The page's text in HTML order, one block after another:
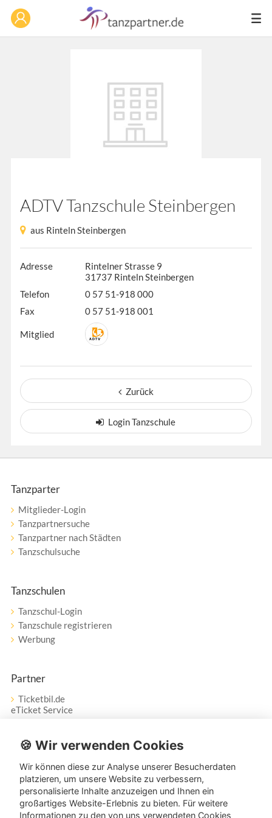
ADTV Tanzschule Steinbergen
aus Rinteln Steinbergen
Adresse
Rintelner Strasse 9
31737 Rinteln Steinbergen
Telefon
0 57 51-918 000
Fax
0 57 51-918 001
Mitglied
Zurück
Login Tanzschule
Tanzparter
Mitglieder-Login
Tanzpartnersuche
Tanzpartner nach Städten
Tanzschulsuche
Tanzschulen
Tanzschul-Login
Tanzschule registrieren
Werbung
Partner
Ticketbil.de
eTicket Service
Vertrag widerrufen
Service
Unser Tanzpartner-Service hilft Ihnen bei Fragen und
Anregungen gerne weiter!
🍪 Wir verwenden Cookies
Wir können diese zur Analyse unserer Besucherdaten
platzieren, um unsere Website zu verbessern,
personalisierte Inhalte anzuzeigen und Ihnen ein
großartiges Website-Erlebnis zu bieten. Für weitere
Informationen zu den von uns verwendeten Cookies